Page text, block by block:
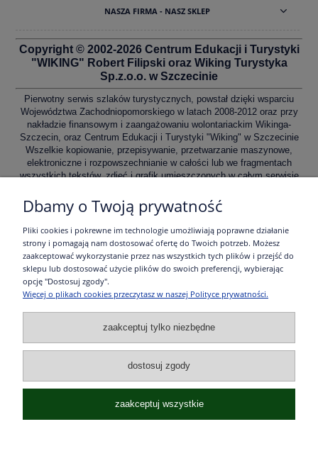
NASZA FIRMA - NASZ SKLEP
Copyright © 2002-2026 Centrum Edukacji i Turystyki
"WIKING" Robert Filipski oraz Wiking Turystyka
Sp.z.o.o. w Szczecinie
Pierwotny serwis szlaków turystycznych, powstał dzięki wsparciu
Województwa Zachodniopomorskiego w latach 2008-2012 oraz przy
nakładzie finansowym i zaangażowaniu wolontariackim Wikinga-
Szczecin, oraz Centrum Edukacji i Turystyki "Wiking" w Szczecinie
Wszelkie kopiowanie, przepisywanie, przetwarzanie maszynowe,
elektroniczne i rozpowszechnianie w całości lub we fragmentach
wszystkich tekstów, zdjęć i grafik umieszczonych w całym serwisie
prawie autorskim i prawach pokrewnych z dnia 4 lutego 1994r. z
późniejszymi zmianami. Zasady korzystania i przetwarzania danych
określa "Regulamin korzystania z danych"
Sklep turystyczny Szczecin, Sklep Turystyczny, Wędruj z Nami, składnica
turystyczna, sprzęt turystyczny sklep, sprzęt biwakowy sklep, Serwis
Szlaków Turystycznych, Szlaki Zachodniopomorskie, Szlaki Pomorze
Zachodnie, renowacja szlaków turystycznych, znakowanie szlaków
turystycznych, projektowanie szlaków turystycznych, inwentaryzacja
szlaków turystycznych, szlaki piesze, szlaki rowerowe, szlaki konne
Dbamy o Twoją prywatność
Pliki cookies i pokrewne im technologie umożliwiają poprawne działanie
strony i pomagają nam dostosować ofertę do Twoich potrzeb. Możesz
zaakceptować wykorzystanie przez nas wszystkich tych plików i przejść do
sklepu lub dostosować użycie plików do swoich preferencji, wybierając
opcję "Dostosuj zgody".
Więcej o plikach cookies przeczytasz w naszej Polityce prywatności.
zaakceptuj tylko niezbędne
dostosuj zgody
zaakceptuj wszystkie